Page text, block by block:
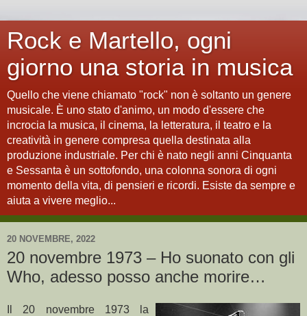
Rock e Martello, ogni
giorno una storia in musica
Quello che viene chiamato "rock" non è soltanto un genere
musicale. È uno stato d'animo, un modo d'essere che
incrocia la musica, il cinema, la letteratura, il teatro e la
creatività in genere compresa quella destinata alla
produzione industriale. Per chi è nato negli anni Cinquanta
e Sessanta è un sottofondo, una colonna sonora di ogni
momento della vita, di pensieri e ricordi. Esiste da sempre e
aiuta a vivere meglio...
20 NOVEMBRE, 2022
20 novembre 1973 – Ho suonato con gli
Who, adesso posso anche morire…
Il 20 novembre 1973 la